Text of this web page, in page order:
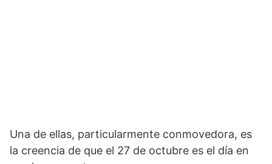
Una de ellas, particularmente conmovedora, es
la creencia de que el 27 de octubre es el día en